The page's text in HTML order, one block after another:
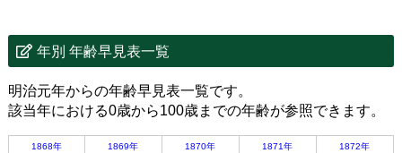
年別 年齢早見表一覧
明治元年からの年齢早見表一覧です。
該当年における0歳から100歳までの年齢が参照できます。
1868年
1869年
1870年
1871年
1872年